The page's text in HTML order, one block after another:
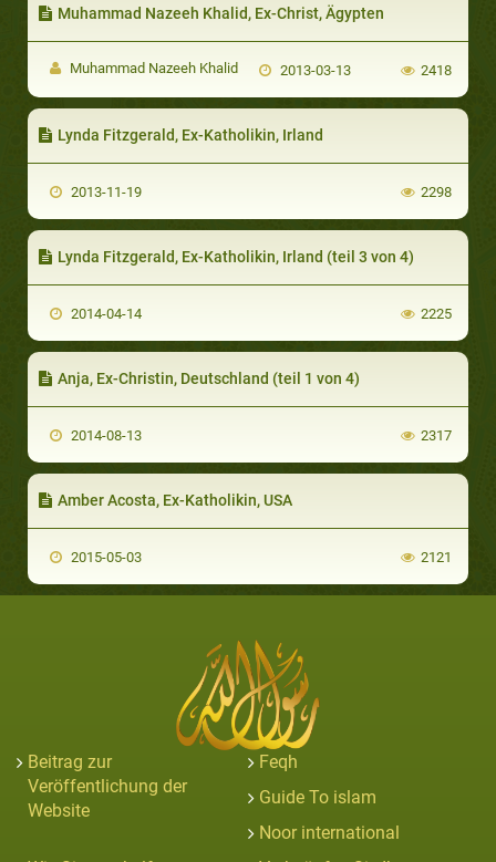
Muhammad Nazeeh Khalid, Ex-Christ, Ägypten
Muhammad Nazeeh Khalid 2013-03-13 2418
Lynda Fitzgerald, Ex-Katholikin, Irland
2013-11-19 2298
Lynda Fitzgerald, Ex-Katholikin, Irland (teil 3 von 4)
2014-04-14 2225
Anja, Ex-Christin, Deutschland (teil 1 von 4)
2014-08-13 2317
Amber Acosta, Ex-Katholikin, USA
2015-05-03 2121
Beitrag zur
Veröffentlichung der
Website
Feqh
Guide To islam
Noor international